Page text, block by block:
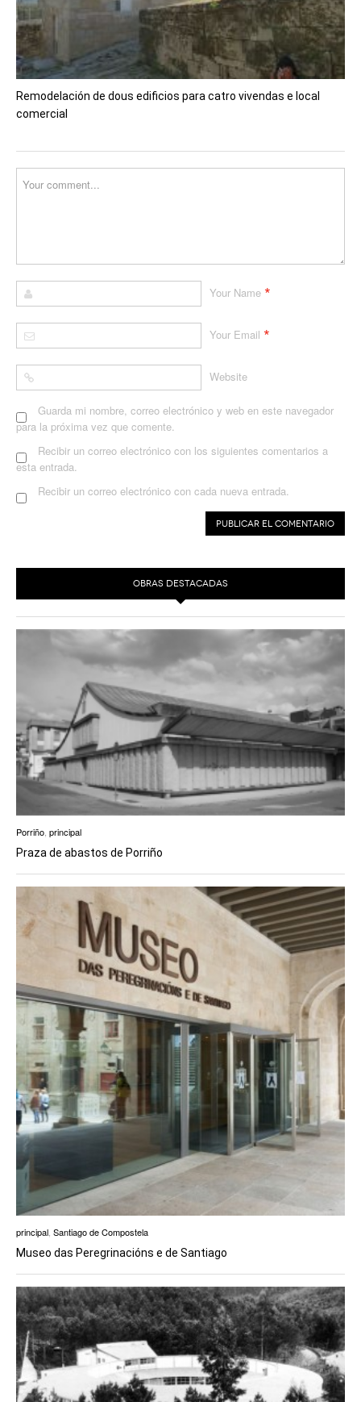
Remodelación de dous edificios para catro vivendas e local
comercial
Your Name *
Your Email *
Website
Guarda mi nombre, correo electrónico y web en este navegador
para la próxima vez que comente.
Recibir un correo electrónico con los siguientes comentarios a
esta entrada.
Recibir un correo electrónico con cada nueva entrada.
OBRAS DESTACADAS
Porriño principal
Praza de abastos de Porriño
principal Santiago de Compostela
Museo das Peregrinacións e de Santiago